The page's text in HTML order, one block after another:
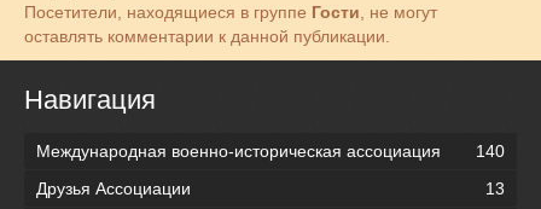
Посетители, находящиеся в группе Гости, не могут
оставлять комментарии к данной публикации.
Навигация
Международная военно-историческая ассоциация
140
Друзья Ассоциации
13